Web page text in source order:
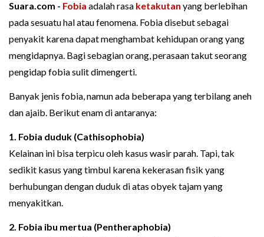
Suara.com - Fobia adalah rasa ketakutan yang berlebihan
pada sesuatu hal atau fenomena. Fobia disebut sebagai
penyakit karena dapat menghambat kehidupan orang yang
mengidapnya. Bagi sebagian orang, perasaan takut seorang
pengidap fobia sulit dimengerti.
Banyak jenis fobia, namun ada beberapa yang terbilang aneh
dan ajaib. Berikut enam di antaranya:
1. Fobia duduk (Cathisophobia)
Kelainan ini bisa terpicu oleh kasus wasir parah. Tapi, tak
sedikit kasus yang timbul karena kekerasan fisik yang
berhubungan dengan duduk di atas obyek tajam yang
menyakitkan.
2. Fobia ibu mertua (Pentheraphobia)